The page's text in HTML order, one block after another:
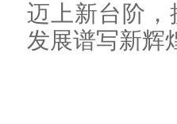
迈上新台阶
发展谱写新辉